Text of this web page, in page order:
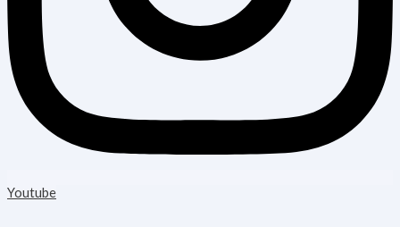
Youtube